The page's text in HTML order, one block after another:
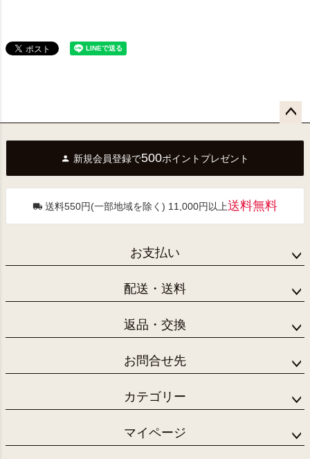
へ
新規会員登録で500ポイントプレゼント
送料550円(一部地域を除く) 11,000円以上送料無料
お支払い
配送・送料
返品・交換
お問合せ先
カテゴリー
マイページ